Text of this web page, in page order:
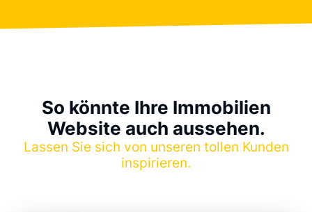
So könnte Ihre Immobilien
Website auch aussehen.
Lassen Sie sich von unseren tollen Kunden
inspirieren.